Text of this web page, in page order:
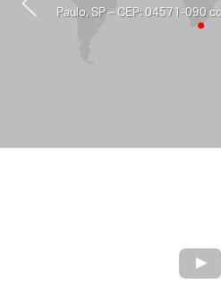
Paulo, SP – CEP: 04571-090
•